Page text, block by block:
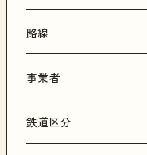
路線
事業者
鉄道区分